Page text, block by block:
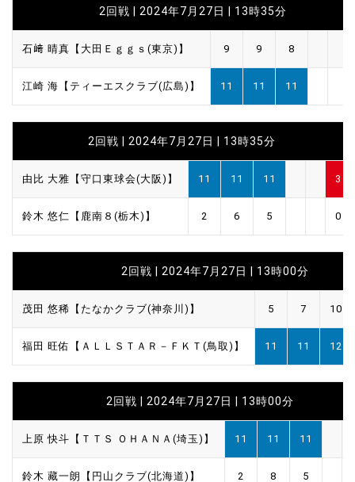
2回戦 | 2024年7月27日 | 13時35分
石﨑 晴真【大田Ｅｇｇｓ(東京)】 9 9 8
江崎 海【ティーエスクラブ(広島)】 11 11 11
2回戦 | 2024年7月27日 | 13時35分
由比 大雅【守口東球会(大阪)】 11 11 11 3
鈴木 悠仁【鹿南８(栃木)】 2 6 5 0
2回戦 | 2024年7月27日 | 13時00分
茂田 悠稀【たなかクラブ(神奈川)】 5 7 10
福田 旺佑【ＡＬＬＳＴＡＲ－ＦＫＴ(鳥取)】 11 11 12
2回戦 | 2024年7月27日 | 13時00分
上原 快斗【ＴＴＳ ＯＨＡＮＡ(埼玉)】 11 11 11
鈴木 藏一朗【円山クラブ(北海道)】 2 8 5